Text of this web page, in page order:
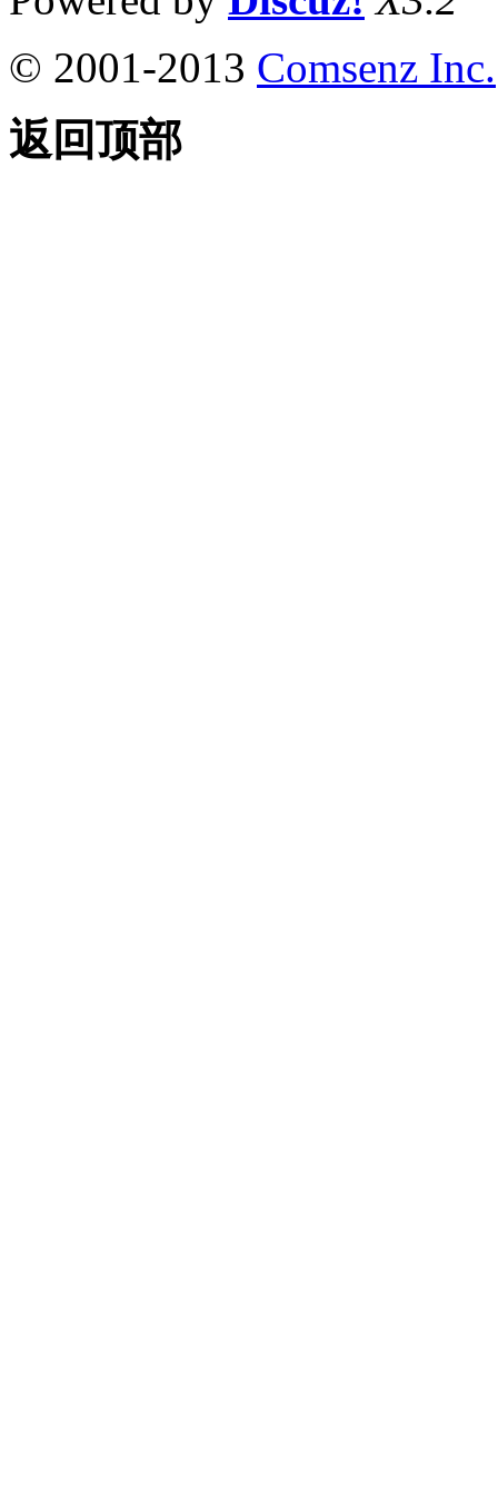
© 2001-2013 Comsenz Inc.
返回顶部